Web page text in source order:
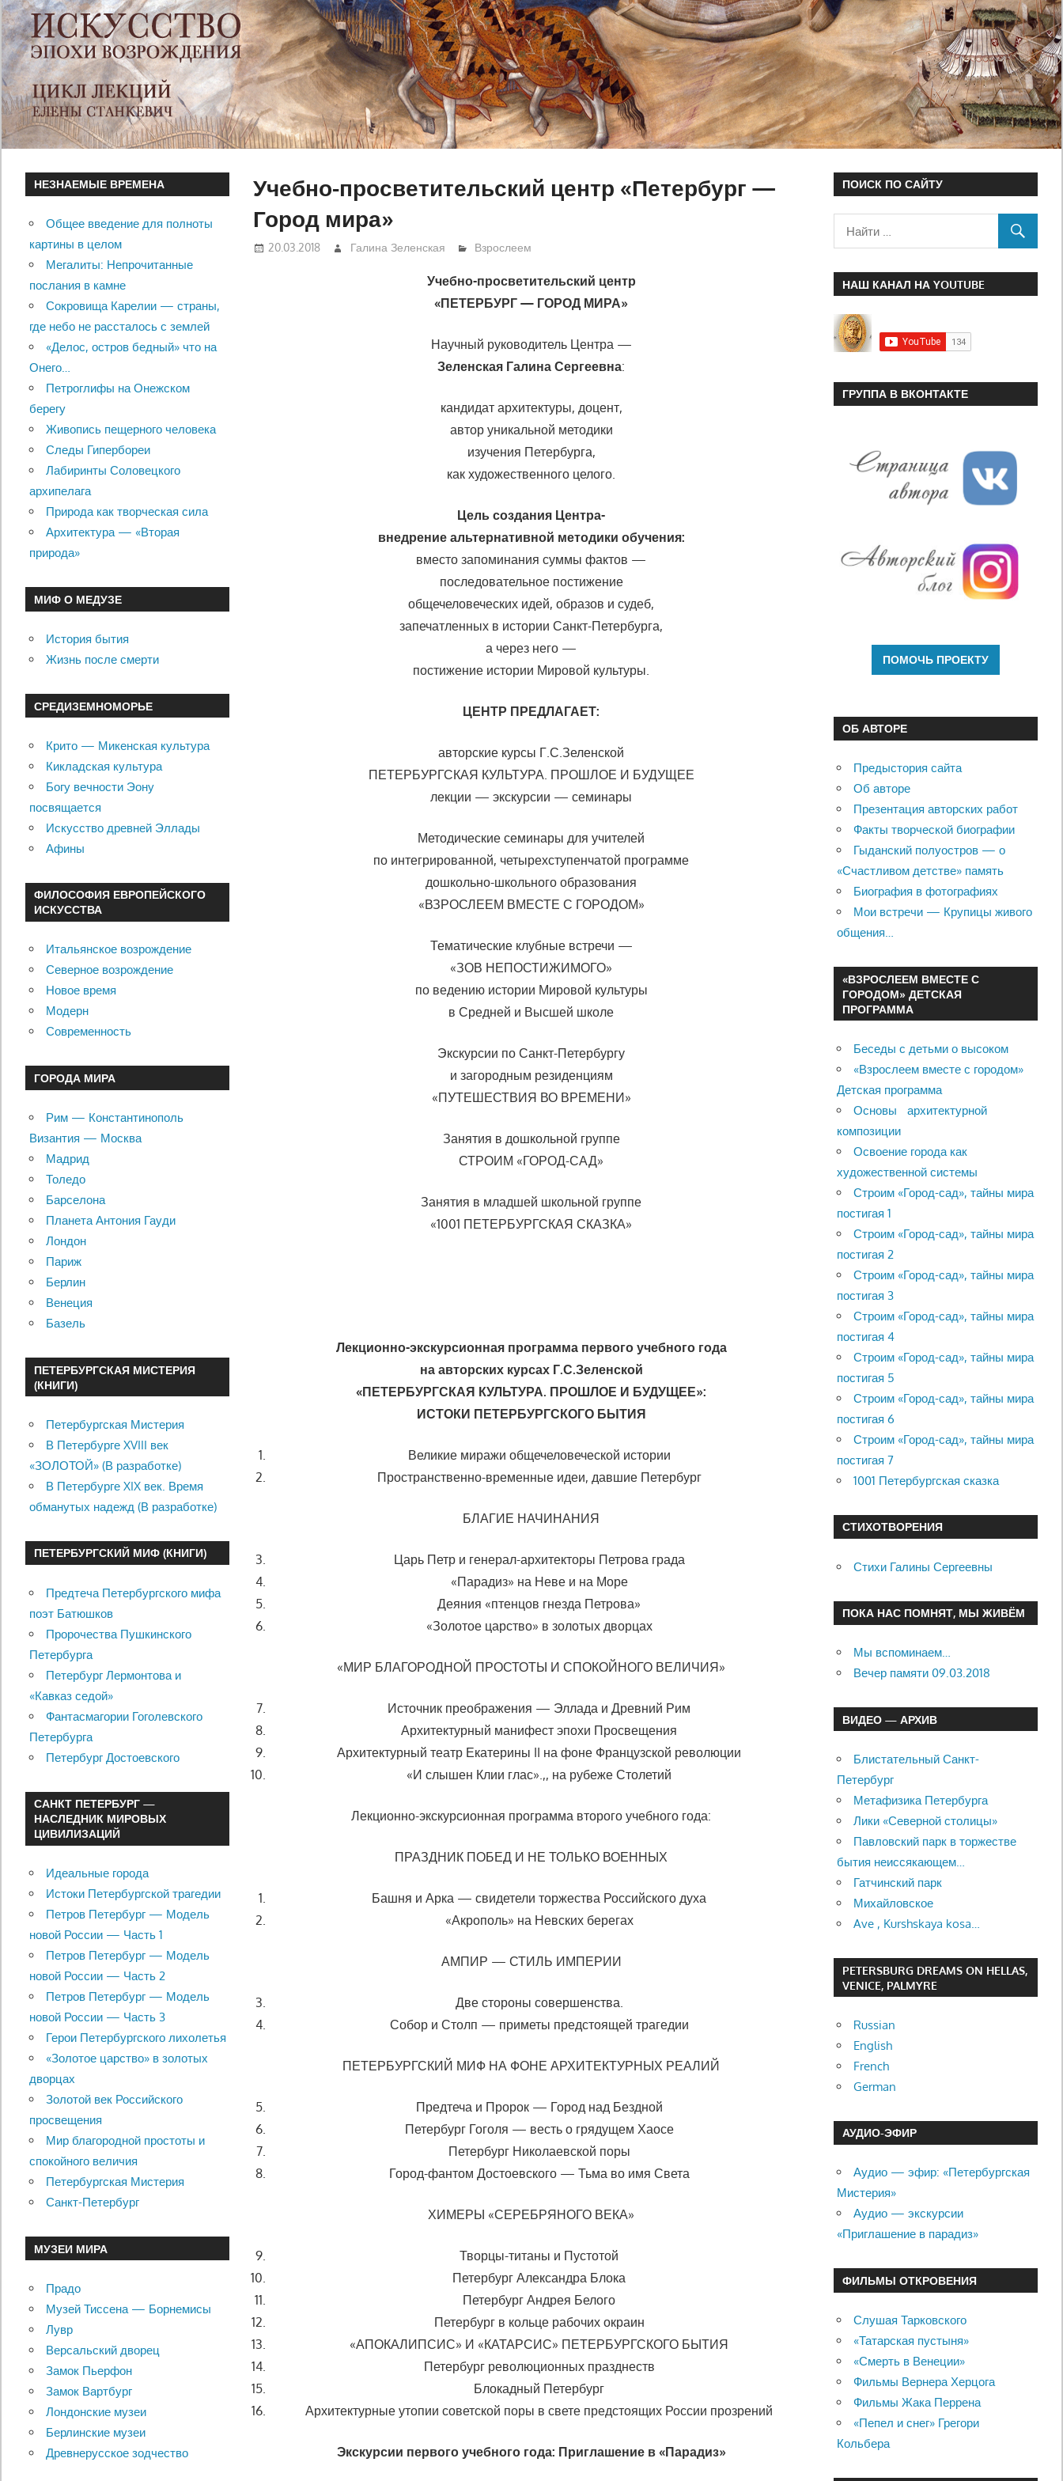
Учебно-просветительский центр «Петербург —
Город мира»
20.03.2018 Галина Зеленская Взрослеем
Учебно-просветительский центр
«ПЕТЕРБУРГ — ГОРОД МИРА»
Научный руководитель Центра —
Зеленская Галина Сергеевна:
кандидат архитектуры, доцент,
автор уникальной методики
изучения Петербурга,
как художественного целого.
Цель создания Центра-
внедрение альтернативной методики обучения:
вместо запоминания суммы фактов —
последовательное постижение
общечеловеческих идей, образов и судеб,
запечатленных в истории Санкт-Петербурга,
а через него —
постижение истории Мировой культуры.
ЦЕНТР ПРЕДЛАГАЕТ:
авторские курсы Г.С.Зеленской
ПЕТЕРБУРГСКАЯ КУЛЬТУРА. ПРОШЛОЕ И БУДУЩЕЕ
лекции — экскурсии — семинары
Методические семинары для учителей
по интегрированной, четырехступенчатой программе
дошкольно-школьного образования
«ВЗРОСЛЕЕМ ВМЕСТЕ С ГОРОДОМ»
Тематические клубные встречи —
«ЗОВ НЕПОСТИЖИМОГО»
по ведению истории Мировой культуры
в Средней и Высшей школе
Экскурсии по Санкт-Петербургу
и загородным резиденциям
«ПУТЕШЕСТВИЯ ВО ВРЕМЕНИ»
Занятия в дошкольной группе
СТРОИМ «ГОРОД-САД»
Занятия в младшей школьной группе
«1001 ПЕТЕРБУРГСКАЯ СКАЗКА»
Лекционно-экскурсионная программа первого учебного года
на авторских курсах Г.С.Зеленской
«ПЕТЕРБУРГСКАЯ КУЛЬТУРА. ПРОШЛОЕ И БУДУЩЕЕ»:
ИСТОКИ ПЕТЕРБУРГСКОГО БЫТИЯ
Великие миражи общечеловеческой истории
Пространственно-временные идеи, давшие Петербург
БЛАГИЕ НАЧИНАНИЯ
Царь Петр и генерал-архитекторы Петрова града
«Парадиз» на Неве и на Море
Деяния «птенцов гнезда Петрова»
«Золотое царство» в золотых дворцах
«МИР БЛАГОРОДНОЙ ПРОСТОТЫ И СПОКОЙНОГО ВЕЛИЧИЯ»
Источник преображения — Эллада и Древний Рим
Архитектурный манифест эпохи Просвещения
Архитектурный театр Екатерины II на фоне Французской революции
«И слышен Клии глас».,, на рубеже Столетий
Лекционно-экскурсионная программа второго учебного года:
ПРАЗДНИК ПОБЕД И НЕ ТОЛЬКО ВОЕННЫХ
Башня и Арка — свидетели торжества Российского духа
«Акрополь» на Невских берегах
АМПИР — СТИЛЬ ИМПЕРИИ
Две стороны совершенства.
Собор и Столп — приметы предстоящей трагедии
ПЕТЕРБУРГСКИЙ МИФ НА ФОНЕ АРХИТЕКТУРНЫХ РЕАЛИЙ
Предтеча и Пророк — Город над Бездной
Петербург Гоголя — весть о грядущем Хаосе
Петербург Николаевской поры
Город-фантом Достоевского — Тьма во имя Света
ХИМЕРЫ «СЕРЕБРЯНОГО ВЕКА»
Творцы-титаны и Пустотой
Петербург Александра Блока
Петербург Андрея Белого
Петербург в кольце рабочих окраин
«АПОКАЛИПСИС» И «КАТАРСИС» ПЕТЕРБУРГСКОГО БЫТИЯ
Петербург революционных празднеств
Блокадный Петербург
Архитектурные утопии советской поры в свете предстоящих России прозрений
Экскурсии первого учебного года: Приглашение в «Парадиз»
НЕЗНАЕМЫЕ ВРЕМЕНА
Общее введение для полноты
картины в целом
Мегалиты: Непрочитанные
послания в камне
Сокровища Карелии — страны,
где небо не рассталось с землей
«Делос, остров бедный» что на
Онего…
Петроглифы на Онежском
берегу
Живопись пещерного человека
Следы Гипербореи
Лабиринты Соловецкого
архипелага
Природа как творческая сила
Архитектура — «Вторая
природа»
МИФ О МЕДУЗЕ
История бытия
Жизнь после смерти
СРЕДИЗЕМНОМОРЬЕ
Крито — Микенская культура
Кикладская культура
Богу вечности Эону
посвящается
Искусство древней Эллады
Афины
ФИЛОСОФИЯ ЕВРОПЕЙСКОГО
ИСКУССТВА
Итальянское возрождение
Северное возрождение
Новое время
Модерн
Современность
ГОРОДА МИРА
Рим — Константинополь
Византия — Москва
Мадрид
Толедо
Барселона
Планета Антония Гауди
Лондон
Париж
Берлин
Венеция
Базель
ПЕТЕРБУРГСКАЯ МИСТЕРИЯ
(КНИГИ)
Петербургская Мистерия
В Петербурге XVIII век
«ЗОЛОТОЙ» (В разработке)
В Петербурге XIX век. Время
обманутых надежд (В разработке)
ПЕТЕРБУРГСКИЙ МИФ (КНИГИ)
Предтеча Петербургского мифа
поэт Батюшков
Пророчества Пушкинского
Петербурга
Петербург Лермонтова и
«Кавказ седой»
Фантасмагории Гоголевского
Петербурга
Петербург Достоевского
САНКТ ПЕТЕРБУРГ —
НАСЛЕДНИК МИРОВЫХ
ЦИВИЛИЗАЦИЙ
Идеальные города
Истоки Петербургской трагедии
Петров Петербург — Модель
новой России — Часть 1
Петров Петербург — Модель
новой России — Часть 2
Петров Петербург — Модель
новой России — Часть 3
Герои Петербургского лихолетья
«Золотое царство» в золотых
дворцах
Золотой век Российского
просвещения
Мир благородной простоты и
спокойного величия
Петербургская Мистерия
Санкт-Петербург
МУЗЕИ МИРА
Прадо
Музей Тиссена — Борнемисы
Лувр
Версальский дворец
Замок Пьерфон
Замок Вартбург
Лондонские музеи
Берлинские музеи
Древнерусское зодчество
ПОИСК ПО САЙТУ
НАШ КАНАЛ НА YOUTUBE
ГРУППА В ВКОНТАКТЕ
ОБ АВТОРЕ
Предыстория сайта
Об авторе
Презентация авторских работ
Факты творческой биографии
Гыданский полуостров — о
«Счастливом детстве» память
Биография в фотографиях
Мои встречи — Крупицы живого
общения…
«ВЗРОСЛЕЕМ ВМЕСТЕ С
ГОРОДОМ» ДЕТСКАЯ
ПРОГРАММА
Беседы с детьми о высоком
«Взрослеем вместе с городом»
Детская программа
Основы архитектурной
композиции
Освоение города как
художественной системы
Строим «Город-сад», тайны мира
постигая 1
Строим «Город-сад», тайны мира
постигая 2
Строим «Город-сад», тайны мира
постигая 3
Строим «Город-сад», тайны мира
постигая 4
Строим «Город-сад», тайны мира
постигая 5
Строим «Город-сад», тайны мира
постигая 6
Строим «Город-сад», тайны мира
постигая 7
1001 Петербургская сказка
СТИХОТВОРЕНИЯ
Стихи Галины Сергеевны
ПОКА НАС ПОМНЯТ, МЫ ЖИВЁМ
Мы вспоминаем…
Вечер памяти 09.03.2018
ВИДЕО — АРХИВ
Блистательный Санкт-
Петербург
Метафизика Петербурга
Лики «Северной столицы»
Павловский парк в торжестве
бытия неиссякающем…
Гатчинский парк
Михайловское
Ave , Kurshskaya kosa…
PETERSBURG DREAMS ON HELLAS,
VENICE, PALMYRE
Russian
English
French
German
АУДИО-ЭФИР
Аудио — эфир: «Петербургская
Мистерия»
Аудио — экскурсии
«Приглашение в парадиз»
ФИЛЬМЫ ОТКРОВЕНИЯ
Слушая Тарковского
«Татарская пустыня»
«Смерть в Венеции»
Фильмы Вернера Херцога
Фильмы Жака Перрена
«Пепел и снег» Грегори
Кольбера